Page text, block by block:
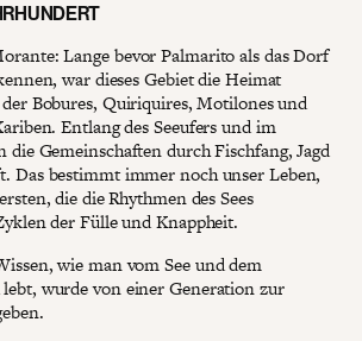
Lange bevor Palmarito als das Dorf
war dieses Gebiet die Heimat
Bobures, Quiriquires, Motilones und
Entlang des Seeufers und im
die Gemeinschaften durch Fischfang, Jagd
Das bestimmt immer noch unser Leben,
die die Rhythmen des Sees
der Fülle und Knappheit.
wie man vom See und dem
wurde von einer Generation zur